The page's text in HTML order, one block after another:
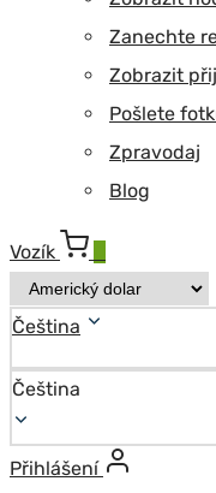
Zanechte
Zobrazit
Pošlete
Zpravodaj
Blog
Vozík
Čeština
Čeština
Přihlášení